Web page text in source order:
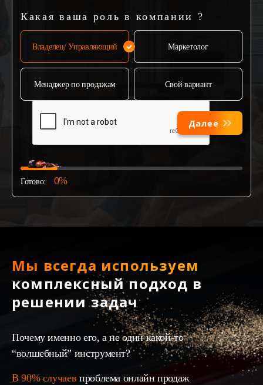
Какая ваша роль в компании ?
Владелец/ Управляющий Маркетолог
Менаджер по продажам Свой вариант
Готово: 0%
Далее
Мы всегда используем
комплексный подход в
решении задач
Почему именно его, а не один какой-то
“волшебный” инструмент?
В 90% случаев проблема онлайн продаж